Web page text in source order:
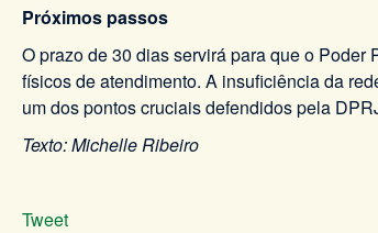
Próximos passos
O prazo de 30 dias servirá para que o
físicos de atendimento. A insuficiência da
um dos pontos cruciais defendidos pela
Texto: Michelle Ribeiro
Tweet